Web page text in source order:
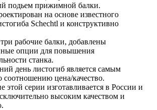
подьем прижимной балки.
на основе известного
Schechtl и конструктивно
рабочие балки, добавлены
опции для повышения
станка.
день листогиб является самым
цена/качество.
этой серии изготавливается в России и
высоким качеством и